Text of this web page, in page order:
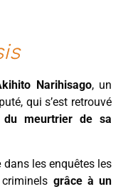
Narihisago, un
qui s’est retrouvé
du meurtrier de sa
dans les enquêtes les
grâce à un